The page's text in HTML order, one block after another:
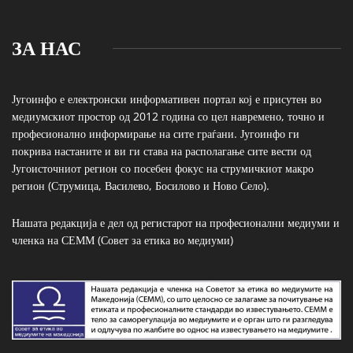
ЗА НАС
Југоинфо е електронски информативен портал кој е присутен во
медиумскиот простор од 2012 година со цел навремено, точно и
професионално информирање на сите граѓани. Југоинфо ги
покрива настаните и ви ги става на располагање сите вести од
Југоисточниот регион со посебен фокус на струмичкиот макро
регион (Струмица, Василево, Босилово и Ново Село).
Нашата редакција е дел од регистарот на професионални медиуми и
членка на СЕММ (Совет за етика во медиуми)